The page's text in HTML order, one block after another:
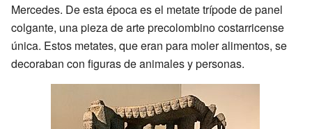
Mercedes. De esta época es el metate trípode de panel
colgante, una pieza de arte precolombino costarricense
única. Estos metates, que eran para moler alimentos, se
decoraban con figuras de animales y personas.